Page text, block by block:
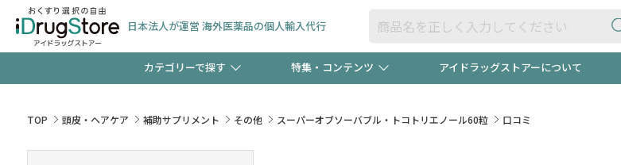
日本法人が運営 海外医薬品の個人輸入代行
カテゴリーで探す 特集・コンテンツ
【早割】お得なクーポン"3種類"出現中！今月のスト
アイドラッグストアーについて
TOP 頭皮・ヘアケア 補助サプリメント その他 スーパーオブソーバブル・トコトリエノール60粒 口コミ